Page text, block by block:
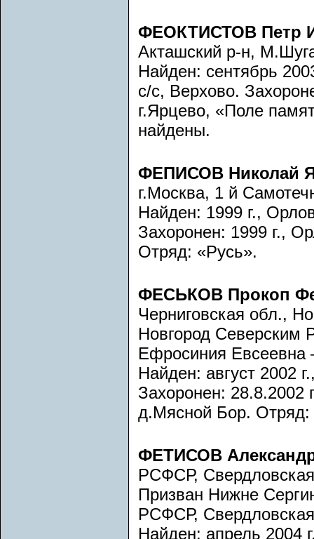
ФЕОКТИСТОВ Петр
Акташский р-н,
Найден: сентябрь
с/с, Верхово.
г.Ярцево, «Поле
найдены.
ФЕПИСОВ Николай
г.Москва, 1 й
Найден: 1999 г.,
Захоронен: 1999 г.,
Отряд: «Русь».
ФЕСЬКОВ Прокоп
Черниговская обл.,
Новгород Северским
Ефросиния
Найден: август 2002
Захоронен: 28.8.2002
д.Мясной Бор. Отряд:
ФЕТИСОВ
РСФСР,
Призван Нижне
РСФСР,
Найден: апрель 2004